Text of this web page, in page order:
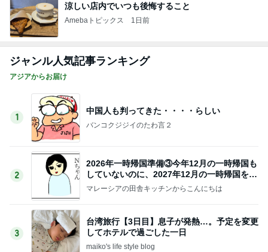
涼しい店内でいつも後悔すること
Amebaトピックス 1日前
ジャンル人気記事ランキング
アジアからお届け
1
中国人も判ってきた・・・・らしい
バンコクジジイのたわ言２
2
2026年一時帰国準備③今年12月の一時帰国も
していないのに、2027年12月の一時帰国を考
える
マレーシアの田舎キッチンからこんにちは
3
台湾旅行【3日目】息子が発熱…。予定を変更
してホテルで過ごした一日
maiko's life style blog